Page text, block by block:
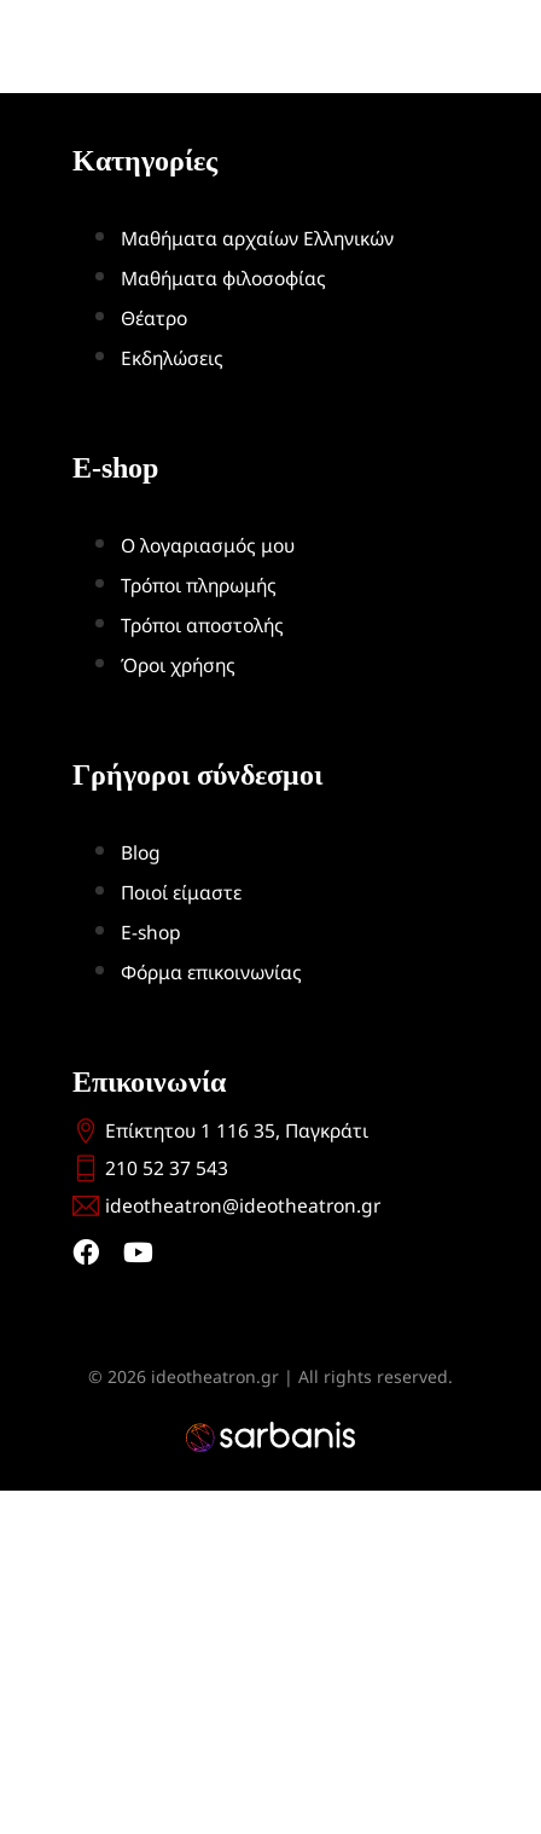
Κατηγορίες
Μαθήματα αρχαίων Ελληνικών
Μαθήματα φιλοσοφίας
Θέατρο
Εκδηλώσεις
E-shop
Ο λογαριασμός μου
Τρόποι πληρωμής
Τρόποι αποστολής
Όροι χρήσης
Γρήγοροι σύνδεσμοι
Blog
Ποιοί είμαστε
Ε-shop
Φόρμα επικοινωνίας
Επικοινωνία
Επίκτητου 1 116 35, Παγκράτι
210 52 37 543
ideotheatron@ideotheatron.gr
© 2026 ideotheatron.gr | All rights reserved.